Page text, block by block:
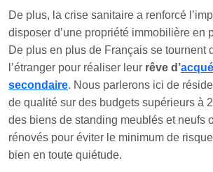
De plus, la crise sanitaire a renforcé
disposer d’une propriété immobilière en
De plus en plus de Français se tournent
l’étranger pour réaliser leur rêve d’
secondaire. Nous parlerons ici de
de qualité sur des budgets supérieurs à
des biens de standing meublés et neufs
rénovés pour éviter le minimum de
bien en toute quiétude.